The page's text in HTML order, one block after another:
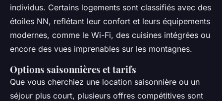
individus. Certains logements sont classifiés avec des
étoiles NN, reflétant leur confort et leurs équipements
modernes, comme le Wi-Fi, des cuisines intégrées ou
encore des vues imprenables sur les montagnes.
Options saisonnières et tarifs
Que vous cherchiez une location saisonnière ou un
séjour plus court, plusieurs offres compétitives sont